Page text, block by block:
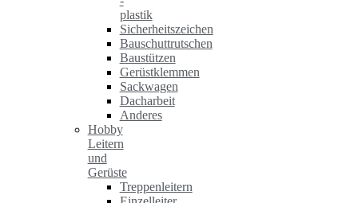
plastik
Sicherheitszeichen
Bauschuttrutschen
Baustützen
Gerüstklemmen
Sackwagen
Dacharbeit
Anderes
Hobby
Leitern
und
Gerüste
Treppenleitern